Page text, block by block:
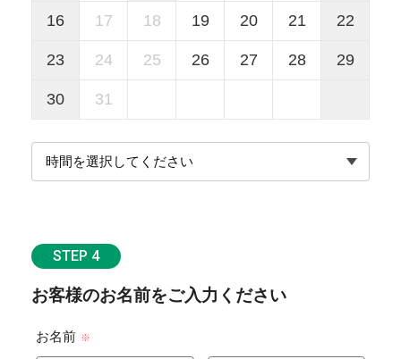
16 17 18 19 20 21 22
23 24 25 26 27 28 29
30 31
STEP 4
お客様のお名前をご入力ください
お名前 ※